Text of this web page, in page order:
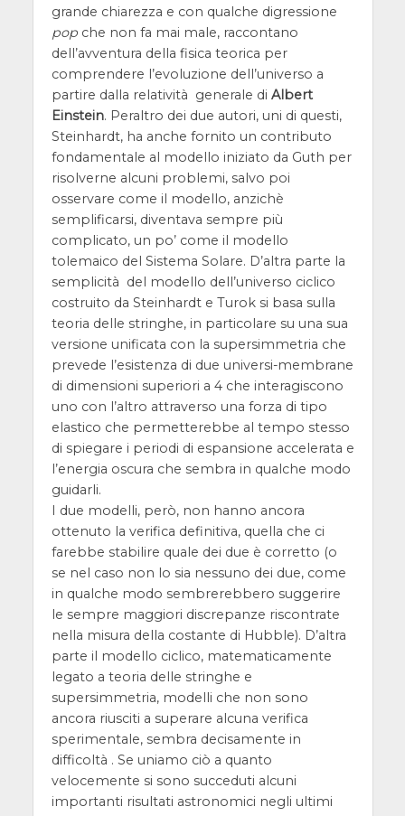
grande chiarezza e con qualche digressione
popche non fa mai male, raccontano
dell’avventura della fisica teorica per
comprendere l’evoluzione dell’universo a
partire dalla relatività generale di Albert
Einstein. Peraltro dei due autori, uni di questi,
Steinhardt, ha anche fornito un contributo
fondamentale al modello iniziato da Guth per
risolverne alcuni problemi, salvo poi
osservare come il modello, anzichè
semplificarsi, diventava sempre più
complicato, un po’ come il modello
tolemaico del Sistema Solare. D’altra parte la
semplicità del modello dell’universo ciclico
costruito da Steinhardt e Turok si basa sulla
teoria delle stringhe, in particolare su una sua
versione unificata con la supersimmetria che
prevede l’esistenza di due universi-membrane
di dimensioni superiori a 4 che interagiscono
uno con l’altro attraverso una forza di tipo
elastico che permetterebbe al tempo stesso
di spiegare i periodi di espansione accelerata e
l’energia oscura che sembra in qualche modo
guidarli.
I due modelli, però, non hanno ancora
ottenuto la verifica definitiva, quella che ci
farebbe stabilire quale dei due è corretto (o
se nel caso non lo sia nessuno dei due, come
in qualche modo sembrerebbero suggerire
le sempre maggiori discrepanze riscontrate
nella misura della costante di Hubble). D’altra
parte il modello ciclico, matematicamente
legato a teoria delle stringhe e
supersimmetria, modelli che non sono
ancora riusciti a superare alcuna verifica
sperimentale, sembra decisamente in
difficoltà . Se uniamo ciò a quanto
velocemente si sono succeduti alcuni
importanti risultati astronomici negli ultimi